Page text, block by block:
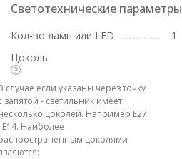
Светотехнические параметры
Кол-во ламп или LED
1
Цоколь
случае если указаны через точку
запятой - светильник имеет
цоколей. Например E27
E14. Наиболее
цоколями